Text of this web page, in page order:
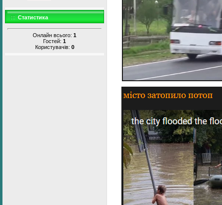
Статистика
Онлайн всього: 1
Гостей: 1
Користувачів: 0